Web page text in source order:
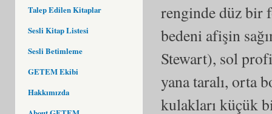
Talep Edilen Kitaplar
Sesli Kitap Listesi
Sesli Betimleme
GETEM Ekibi
Hakkımızda
renginde düz bir
bedeni afişin
Stewart), sol
yana taralı, orta
kulakları küçük